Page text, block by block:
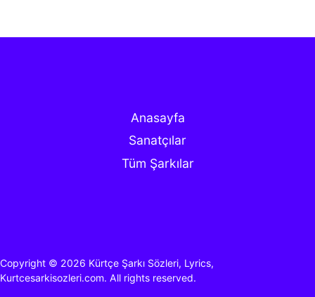
Anasayfa
Sanatçılar
Tüm Şarkılar
Copyright © 2026 Kürtçe Şarkı Sözleri, Lyrics,
Kurtcesarkisozleri.com. All rights reserved.